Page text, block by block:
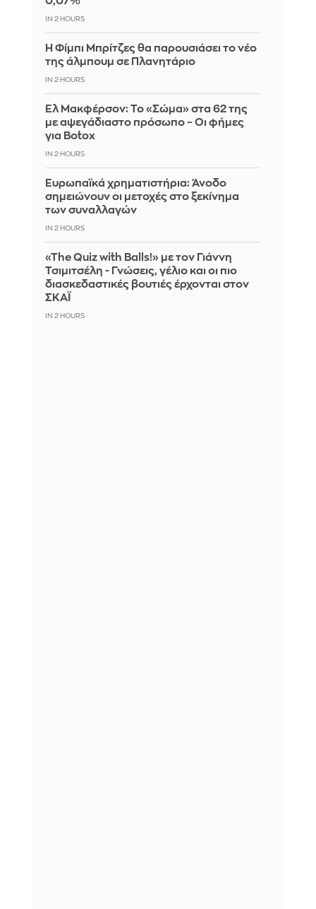
IN 2 HOURS
Η Φίμπι Μπρίτζες θα παρουσιάσει το νέο
της άλμπουμ σε Πλανητάριο
IN 2 HOURS
Ελ Μακφέρσον: Το «Σώμα» στα 62 της
με αψεγάδιαστο πρόσωπο – Οι φήμες
για Botox
IN 2 HOURS
Ευρωπαϊκά χρηματιστήρια: Άνοδο
σημειώνουν οι μετοχές στο ξεκίνημα
των συναλλαγών
IN 2 HOURS
«The Quiz with Balls!» με τον Γιάννη
Τσιμιτσέλη - Γνώσεις, γέλιο και οι πιο
διασκεδαστικές βουτιές έρχονται στον
ΣΚΑΪ
IN 2 HOURS